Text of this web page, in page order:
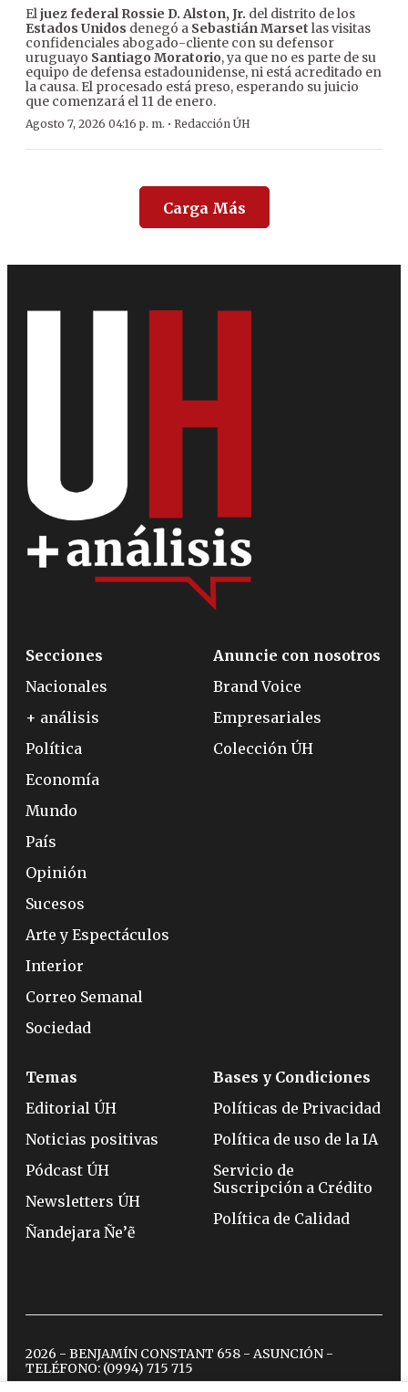
Eljuez federal Rossie D. Alston, Jr. del distrito de los
Estados Unidos denegó a Sebastián Marset las visitas
confidenciales abogado-cliente con su defensor
uruguayo Santiago Moratorio, ya que no es parte de su
equipo de defensa estadounidense, ni está acreditado en
la causa. El procesado está preso, esperando su juicio
que comenzará el 11 de enero.
Agosto 7, 2026 04:16 p. m. · Redacción ÚH
Carga Más
Secciones
Nacionales
+ análisis
Política
Economía
Mundo
País
Opinión
Sucesos
Arte y Espectáculos
Interior
Correo Semanal
Sociedad
Anuncie con nosotros
Brand Voice
Empresariales
Colección ÚH
Temas
Editorial ÚH
Noticias positivas
Pódcast ÚH
Newsletters ÚH
Ñandejara Ñe’ẽ
Bases y Condiciones
Políticas de Privacidad
Política de uso de la IA
Servicio de
Suscripción a Crédito
Política de Calidad
2026 - BENJAMÍN CONSTANT 658 - ASUNCIÓN -
TELÉFONO: (0994) 715 715